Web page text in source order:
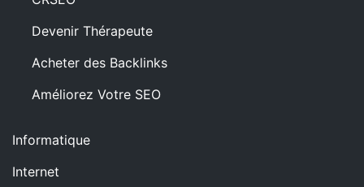
Devenir Thérapeute
Acheter des Backlinks
Améliorez Votre SEO
Informatique
Internet